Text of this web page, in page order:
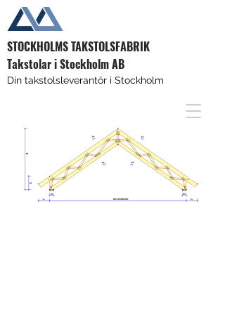
STOCKHOLMS TAKSTOLSFABRIK
Takstolar i Stockholm AB
Din takstolsleverantör i Stockholm